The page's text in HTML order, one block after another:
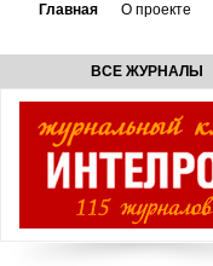
Главная О проекте
ВСЕ ЖУРНАЛЫ